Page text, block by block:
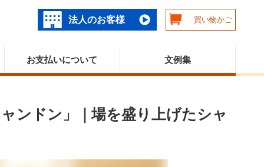
法人のお客様 買い物かご
お支払いについて 文例集
ンドン」｜場を盛り上げたシャ